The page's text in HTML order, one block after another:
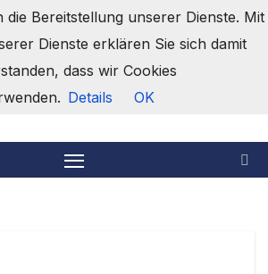
Opfingen e.V.
die Bereitstellung unserer Dienste. Mit
Dienste erklären Sie sich damit
dass wir Cookies
Details OK